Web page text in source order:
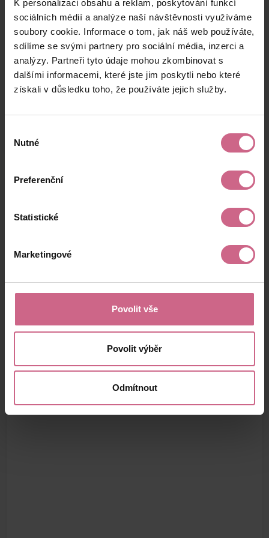
K personalizaci obsahu a reklam, poskytování funkcí
sociálních médií a analýze naší návštěvnosti využíváme
soubory cookie. Informace o tom, jak náš web používáte,
sdílíme se svými partnery pro sociální média, inzerci a
analýzy. Partneři tyto údaje mohou zkombinovat s
dalšími informacemi, které jste jim poskytli nebo které
získali v důsledku toho, že používáte jejich služby.
souhlasu
Nutné
Preferenční
Statistické
Marketingové
Povolit vše
Povolit výběr
Odmítnout
M****
K****
22. 8. 2024
20:20:05
M****
Z****
5 000 Kč
22. 8. 2024
20:18:47
15 850 Kč
P****
E****
500 Kč
22. 8. 2024
20:15:29
1 585 Kč
keyboard_arrow_left keyboard_arrow_right